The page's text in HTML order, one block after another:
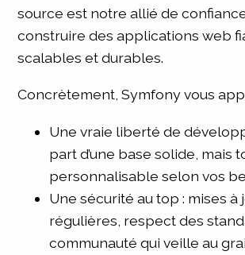
source est notre allié de
construire des applications web
scalables et durables.
Concrètement, Symfony vous
Une vraie liberté de
part d’une base solide, mais
personnalisable selon vos
Une sécurité au top : mises à
régulières, respect des
communauté qui veille au